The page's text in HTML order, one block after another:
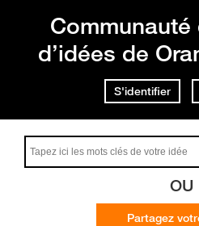
d’idées de
S'identifier
OU
Partagez